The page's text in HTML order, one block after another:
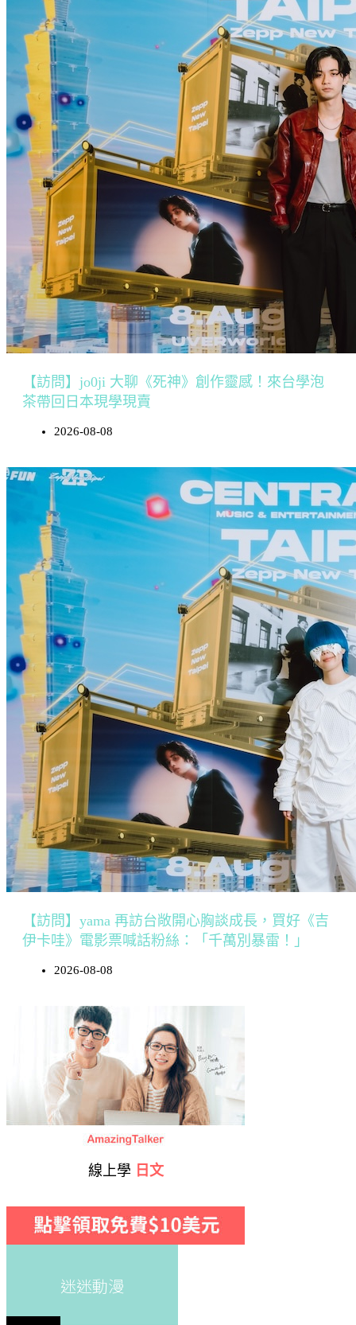
【訪問】jo0ji 大聊《死神》創作靈感！來台學泡
茶帶回日本現學現賣
2026-08-08
【訪問】yama 再訪台敞開心胸談成長，買好《吉
伊卡哇》電影票喊話粉絲：「千萬別暴雷！」
2026-08-08
線上學 日文
迷迷動漫